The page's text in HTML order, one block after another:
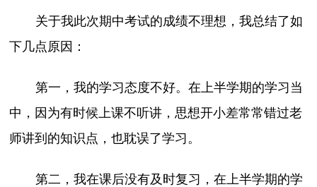
关于我此次期中考试的成绩不理想，我总结了如
下几点原因：
第一，我的学习态度不好。在上半学期的学习当
中，因为有时候上课不听讲，思想开小差常常错过老
师讲到的知识点，也耽误了学习。
第二，我在课后没有及时复习，在上半学期的学